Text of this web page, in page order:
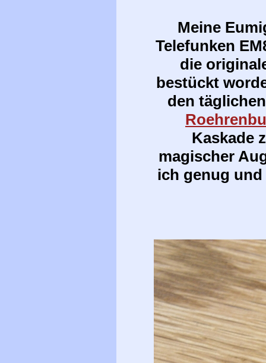
Meine
Telefunken
die
bestückt
den
Kaskade
magischer
ich genug